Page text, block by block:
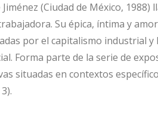
(Ciudad de México,
Su épica, íntima y
por el capitalismo industrial
Forma parte de la serie de
situadas en contextos